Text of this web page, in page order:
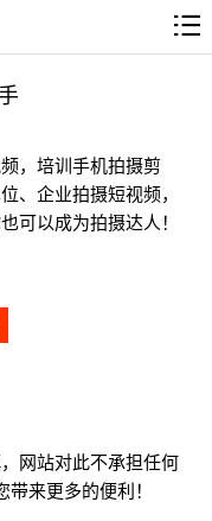
，培训手机拍摄剪
、企业拍摄短视频，
可以成为拍摄达人！
网站对此不承担任何
来更多的便利！